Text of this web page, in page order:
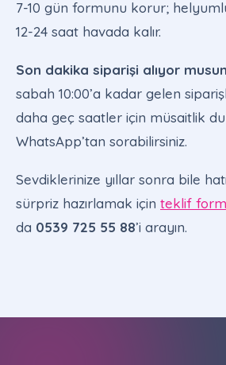
7-10 gün formunu korur;
12-24 saat havada kalır.
Son dakika siparişi alıyor
sabah 10:00’a kadar gelen
daha geç saatler için müsaitlik
WhatsApp’tan sorabilirsiniz.
Sevdiklerinize yıllar sonra bile
sürpriz hazırlamak için teklif
da 0539 725 55 88’i arayın.